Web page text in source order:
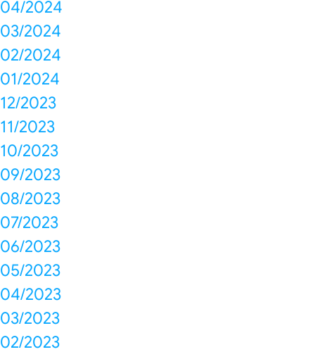
04/2024
03/2024
02/2024
01/2024
12/2023
11/2023
10/2023
09/2023
08/2023
07/2023
06/2023
05/2023
04/2023
03/2023
02/2023